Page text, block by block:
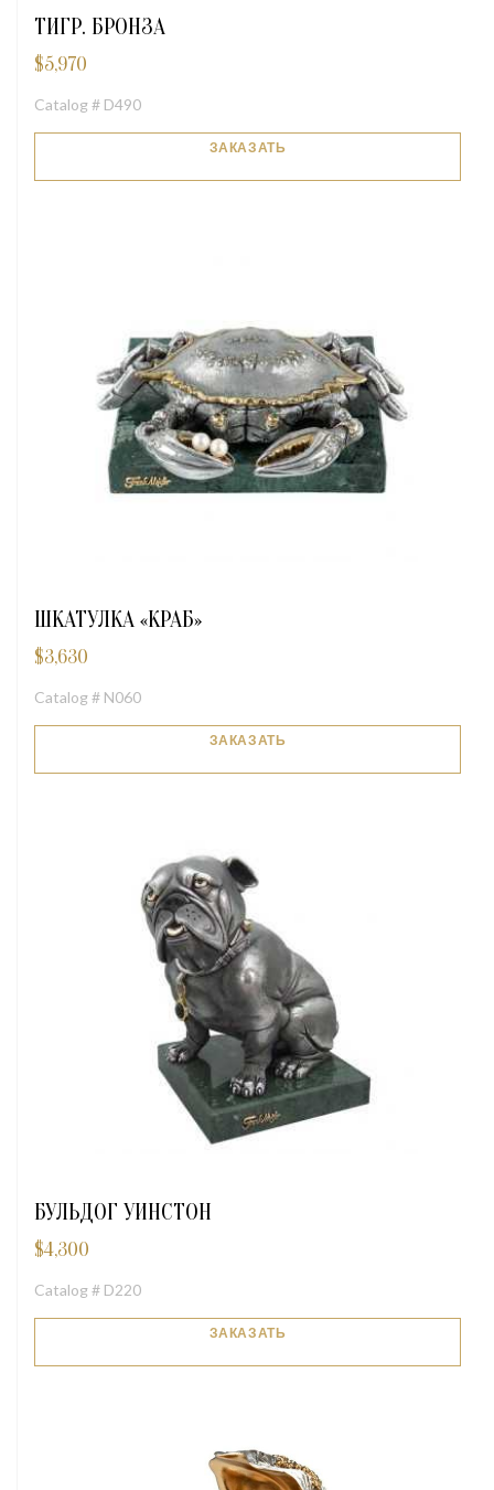
ТИГР. БРОНЗА
$5,970
Catalog # D490
ЗАКАЗАТЬ
ШКАТУЛКА «КРАБ»
$3,630
Catalog # N060
ЗАКАЗАТЬ
БУЛЬДОГ УИНСТОН
$4,300
Catalog # D220
ЗАКАЗАТЬ